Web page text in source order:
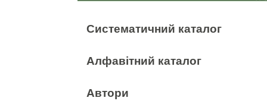
Систематичний каталог
Алфавітний каталог
Автори